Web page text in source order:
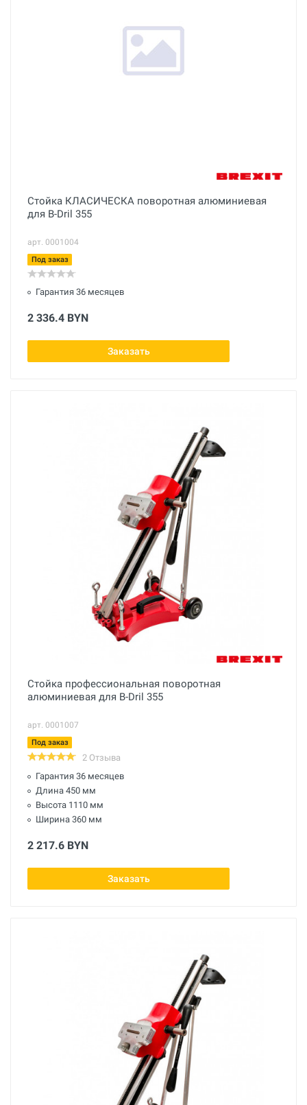
Стойка КЛАСИЧЕСКА поворотная алюминиевая
для B-Dril 355
арт. 0001004
Под заказ
Гарантия 36 месяцев
2 336.4 BYN
Заказать
Стойка профессиональная поворотная
алюминиевая для B-Dril 355
арт. 0001007
Под заказ
2 Отзыва
Гарантия 36 месяцев
Длина 450 мм
Высота 1110 мм
Ширина 360 мм
2 217.6 BYN
Заказать